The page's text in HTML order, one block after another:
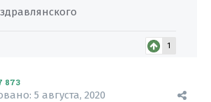
1
873
5 августа, 2020